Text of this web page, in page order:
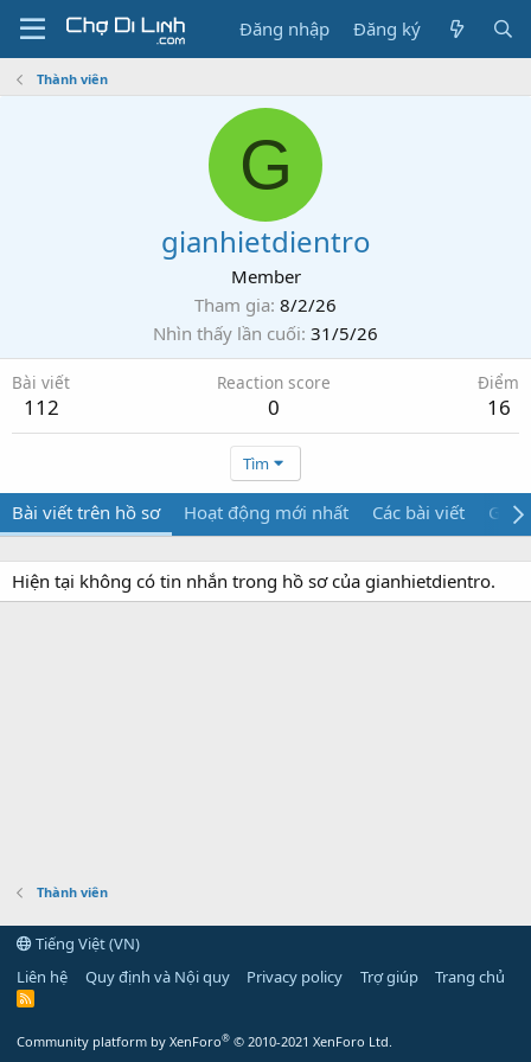
Đăng nhập Đăng ký
Thành viên
G
gianhietdientro
Member
Tham gia 8/2/26
Nhìn thấy lần cuối 31/5/26
Bài viết
112
Reaction score
0
Điểm
16
Tìm
Bài viết trên hồ sơ Hoạt động mới nhất Các bài viết Giới
Hiện tại không có tin nhắn trong hồ sơ của gianhietdientro.
Thành viên
Tiếng Việt (VN)
Liên hệ
Quy định và Nội quy Privacy policy Trợ giúp Trang chủ
R
Community platform by XenForo® © 2010-2021 XenForo Ltd.